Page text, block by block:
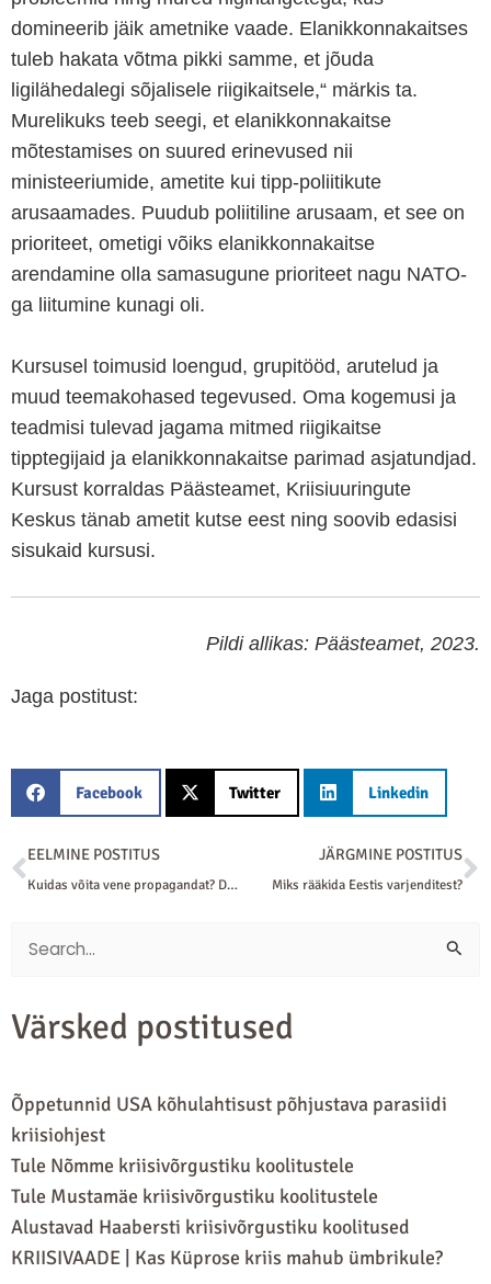
domineerib jäik ametnike vaade. Elanikkonnakaitses
tuleb hakata võtma pikki samme, et jõuda
ligilähedalegi sõjalisele riigikaitsele,“ märkis ta.
Murelikuks teeb seegi, et elanikkonnakaitse
mõtestamises on suured erinevused nii
ministeeriumide, ametite kui tipp-poliitikute
arusaamades. Puudub poliitiline arusaam, et see on
prioriteet, ometigi võiks elanikkonnakaitse
arendamine olla samasugune prioriteet nagu NATO-
ga liitumine kunagi oli.
Kursusel toimusid loengud, grupitööd, arutelud ja
muud teemakohased tegevused. Oma kogemusi ja
teadmisi tulevad jagama mitmed riigikaitse
tipptegijaid ja elanikkonnakaitse parimad asjatundjad.
Kursust korraldas Päästeamet, Kriisiuuringute
Keskus tänab ametit kutse eest ning soovib edasisi
sisukaid kursusi.
Pildi allikas: Päästeamet, 2023.
Jaga postitust:
Facebook Twitter Linkedin
Prev
EELMINE POSTITUS
Kuidas võita vene propagandat? DMF 2023 globaalsel konverentsil
JÄRGMINE POSTITUS
Miks rääkida Eestis varjenditest?
Search
Värsked postitused
Õppetunnid USA kõhulahtisust põhjustava parasiidi
kriisiohjest
Tule Nõmme kriisivõrgustiku koolitustele
Tule Mustamäe kriisivõrgustiku koolitustele
Alustavad Haabersti kriisivõrgustiku koolitused
KRIISIVAADE | Kas Küprose kriis mahub ümbrikule?